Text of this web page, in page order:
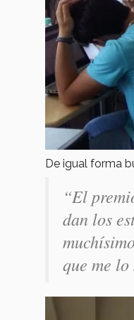
De igual forma
“El
dan los
que me